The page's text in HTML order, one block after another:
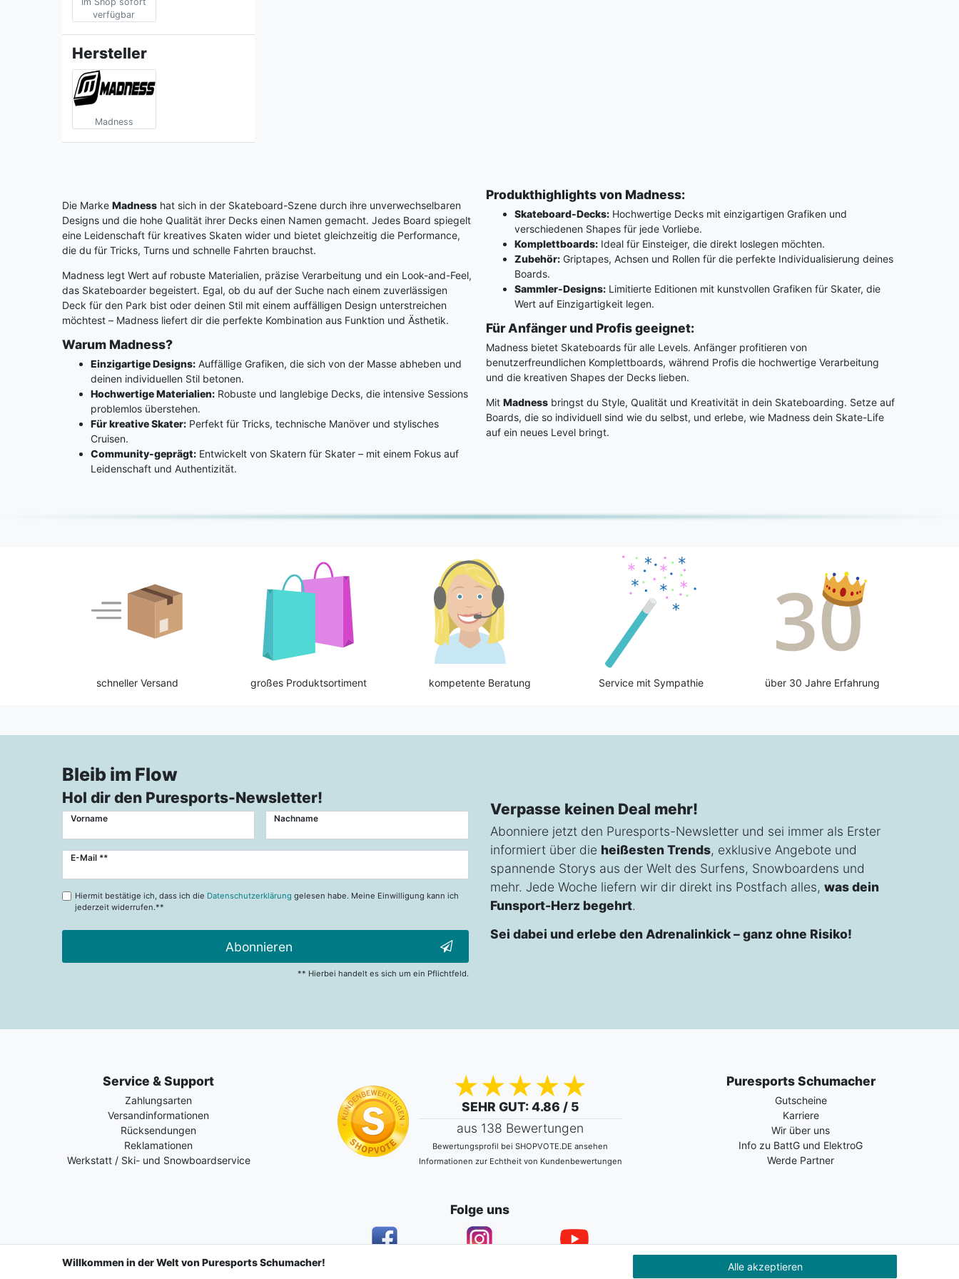
verfügbar
Hersteller
Madness
Die Marke Madness hat sich in der Skateboard-Szene durch ihre unverwechselbaren
Designs und die hohe Qualität ihrer Decks einen Namen gemacht. Jedes Board spiegelt
eine Leidenschaft für kreatives Skaten wider und bietet gleichzeitig die Performance,
die du für Tricks, Turns und schnelle Fahrten brauchst.
Madness legt Wert auf robuste Materialien, präzise Verarbeitung und ein Look-and-Feel,
das Skateboarder begeistert. Egal, ob du auf der Suche nach einem zuverlässigen
Deck für den Park bist oder deinen Stil mit einem auffälligen Design unterstreichen
möchtest – Madness liefert dir die perfekte Kombination aus Funktion und Ästhetik.
Warum Madness?
Einzigartige Designs: Auffällige Grafiken, die sich von der Masse abheben und
deinen individuellen Stil betonen.
Hochwertige Materialien: Robuste und langlebige Decks, die intensive Sessions
problemlos überstehen.
Für kreative Skater: Perfekt für Tricks, technische Manöver und stylisches
Cruisen.
Community-geprägt: Entwickelt von Skatern für Skater – mit einem Fokus auf
Leidenschaft und Authentizität.
Produkthighlights von Madness:
Skateboard-Decks:Hochwertige Decks mit einzigartigen Grafiken und
verschiedenen Shapes für jede Vorliebe.
Komplettboards:Ideal für Einsteiger, die direkt loslegen möchten.
Zubehör:Griptapes, Achsen und Rollen für die perfekte Individualisierung deines
Boards.
Sammler-Designs:Limitierte Editionen mit kunstvollen Grafiken für Skater, die
Wert auf Einzigartigkeit legen.
Für Anfänger und Profis geeignet:
Madness bietet Skateboards für alle Levels. Anfänger profitieren von
benutzerfreundlichen Komplettboards, während Profis die hochwertige Verarbeitung
und die kreativen Shapes der Decks lieben.
Mit Madnessbringst du Style, Qualität und Kreativität in dein Skateboarding. Setze auf
Boards, die so individuell sind wie du selbst, und erlebe, wie Madness dein Skate-Life
auf ein neues Level bringt.
schneller Versand großes Produktsortiment kompetente Beratung Service mit Sympathie über 30 Jahre Erfahrung
Bleib im Flow
Hol dir den Puresports-Newsletter!
Vorname Nachname
E-Mail **
Newsletter
Hiermit bestätige ich, dass ich die Datenschutzerklärung gelesen habe. Meine Einwilligung kann ich
jederzeit widerrufen.**
Abonnieren
** Hierbei handelt es sich um ein Pflichtfeld.
Verpasse keinen Deal mehr!
Abonniere jetzt den Puresports-Newsletter und sei immer als Erster
informiert über die heißesten Trends, exklusive Angebote und
spannende Storys aus der Welt des Surfens, Snowboardens und
mehr. Jede Woche liefern wir dir direkt ins Postfach alles, was dein
Funsport-Herz begehrt.
Sei dabei und erlebe den Adrenalinkick – ganz ohne Risiko!
Service & Support
Zahlungsarten
Versandinformationen
Rücksendungen
Reklamationen
Werkstatt / Ski- und Snowboardservice
SEHR GUT: 4.86 / 5
aus 138 Bewertungen
Bewertungsprofil bei SHOPVOTE.DE ansehen
Informationen zur Echtheit von Kundenbewertungen
Puresports Schumacher
Gutscheine
Karriere
Wir über uns
Info zu BattG und ElektroG
Werde Partner
Folge uns
Willkommen in der Welt von Puresports Schumacher! Alle akzeptieren